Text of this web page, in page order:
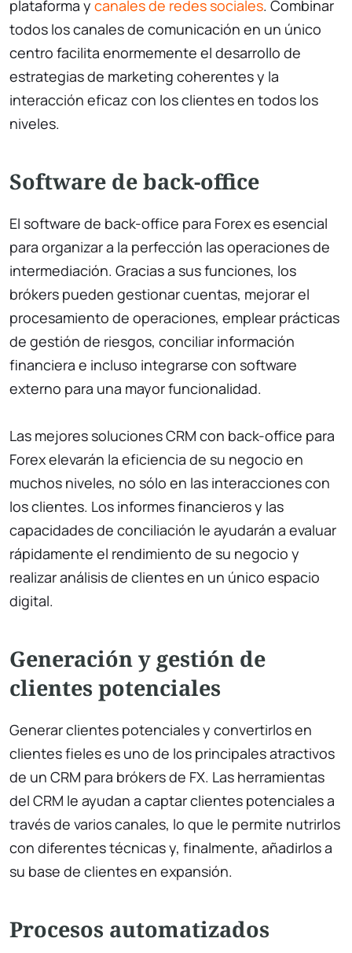
plataforma y canales de redes sociales. Combinar
todos los canales de comunicación en un único
centro facilita enormemente el desarrollo de
estrategias de marketing coherentes y la
interacción eficaz con los clientes en todos los
niveles.
Software de back-office
El software de back-office para Forex es esencial
para organizar a la perfección las operaciones de
intermediación. Gracias a sus funciones, los
brókers pueden gestionar cuentas, mejorar el
procesamiento de operaciones, emplear prácticas
de gestión de riesgos, conciliar información
financiera e incluso integrarse con software
externo para una mayor funcionalidad.
Las mejores soluciones CRM con back-office para
Forex elevarán la eficiencia de su negocio en
muchos niveles, no sólo en las interacciones con
los clientes. Los informes financieros y las
capacidades de conciliación le ayudarán a evaluar
rápidamente el rendimiento de su negocio y
realizar análisis de clientes en un único espacio
digital.
Generación y gestión de
clientes potenciales
Generar clientes potenciales y convertirlos en
clientes fieles es uno de los principales atractivos
de un CRM para brókers de FX. Las herramientas
del CRM le ayudan a captar clientes potenciales a
través de varios canales, lo que le permite nutrirlos
con diferentes técnicas y, finalmente, añadirlos a
su base de clientes en expansión.
Procesos automatizados